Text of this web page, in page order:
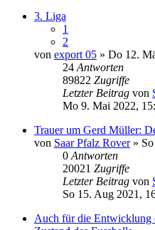
3. Liga
1
2
von export 05 » Do 12.
24 Antworten
89822 Zugriffe
Letzter Beitrag von
Mo 9. Mai 2022,
Trauer um Gerd Müller:
von Saar Pfalz Rover» So
0 Antworten
20021 Zugriffe
Letzter Beitrag von
So 15. Aug 2021,
Auch für die Entwicklung